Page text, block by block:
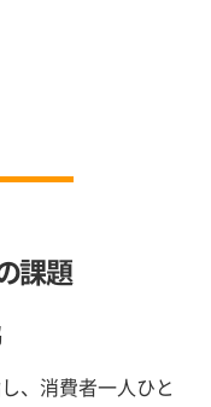
課題
、消費者一人ひと